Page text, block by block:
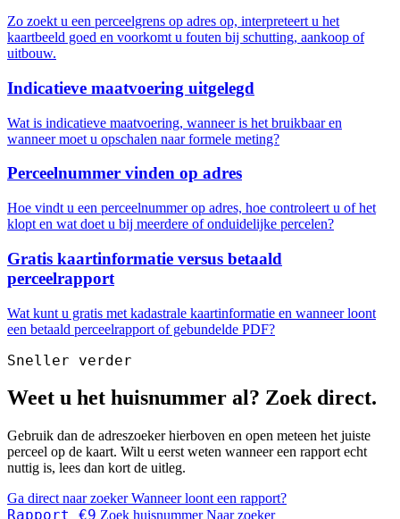
Zo zoekt u een perceelgrens op adres op, interpreteert u het
kaartbeeld goed en voorkomt u fouten bij schutting, aankoop of
uitbouw.
Indicatieve maatvoering uitgelegd
Wat is indicatieve maatvoering, wanneer is het bruikbaar en
wanneer moet u opschalen naar formele meting?
Perceelnummer vinden op adres
Hoe vindt u een perceelnummer op adres, hoe controleert u of het
klopt en wat doet u bij meerdere of onduidelijke percelen?
Gratis kaartinformatie versus betaald
perceelrapport
Wat kunt u gratis met kadastrale kaartinformatie en wanneer loont
een betaald perceelrapport of gebundelde PDF?
Sneller verder
Weet u het huisnummer al? Zoek direct.
Gebruik dan de adreszoeker hierboven en open meteen het juiste
perceel op de kaart. Wilt u eerst weten wanneer een rapport echt
nuttig is, lees dan kort de uitleg.
Ga direct naar zoekerWanneer loont een rapport?
Rapport €9 Zoek huisnummer Naar zoeker